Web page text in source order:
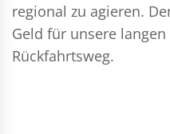
regional zu agieren.
Geld für unsere
Rückfahrtsweg.